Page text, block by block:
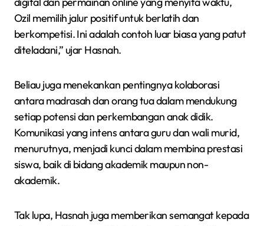
Ozil memilih jalur positif untuk berlatih dan
berkompetisi. Ini adalah contoh luar biasa yang patut
diteladani,” ujar Hasnah.
Beliau juga menekankan pentingnya kolaborasi
antara madrasah dan orang tua dalam mendukung
setiap potensi dan perkembangan anak didik.
Komunikasi yang intens antara guru dan wali murid,
menurutnya, menjadi kunci dalam membina prestasi
siswa, baik di bidang akademik maupun non-
akademik.
Tak lupa, Hasnah juga memberikan semangat kepada